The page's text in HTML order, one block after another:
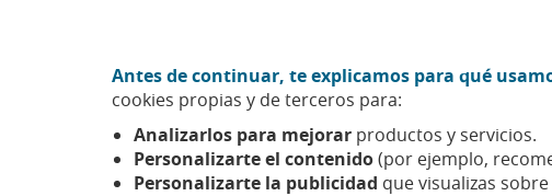
Antes de continuar, te explicamos para qué
cookies propias y de terceros para:
Analizarlos para mejorar productos y servicios.
Personalizarte el contenido(por ejemplo,
Personalizarte la publicidad que visualizas
Sobre nosotros
Esfera Emprender Casos de éxito Belleza y restauración,